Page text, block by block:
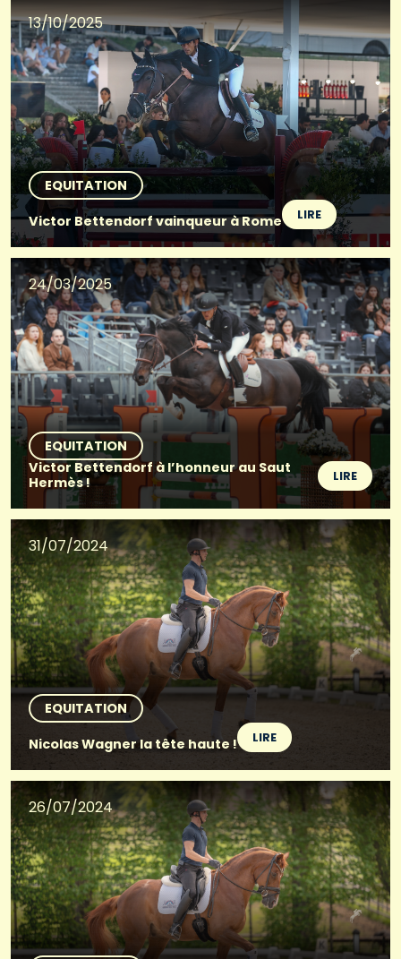
13/10/2025
EQUITATION
Victor Bettendorf vainqueur à Rome
LIRE
24/03/2025
EQUITATION
Victor Bettendorf à l’honneur au Saut
Hermès !
LIRE
31/07/2024
EQUITATION
Nicolas Wagner la tête haute !
LIRE
26/07/2024